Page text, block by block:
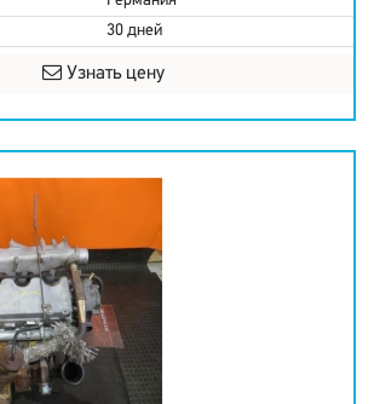
30 дней
Узнать цену